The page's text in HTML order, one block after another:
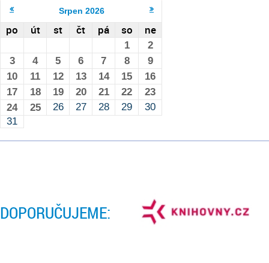
Srpen 2026
po út st čt pá so ne
1
2
3
4 5 6 7 8
9
10
11 12 13 14 15
16
17
18 19 20 21 22
23
24
25 26 27 28 29
30
31
DOPORUČUJEME: